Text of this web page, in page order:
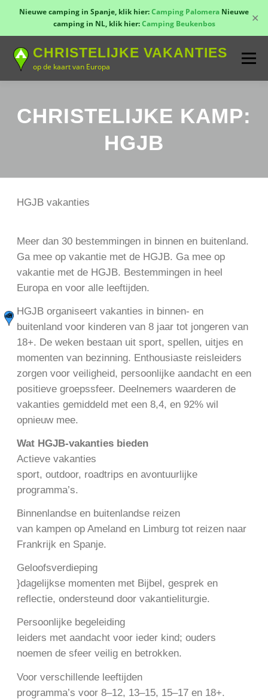
Nieuwe camping in Spanje, klik hier:Camping Palomera Nieuwe
camping in NL, klik hier:Camping Beukenbos ✕
inhoud
CHRISTELIJKE VAKANTIES
op de kaart van Europa
Menu
GROEPSREIZEN
CHRISTELIJKE KAMP:
HGJB
HGJB vakanties
Meer dan 30 bestemmingen in binnen en buitenland.
Ga mee op vakantie met de HGJB. Ga mee op
vakantie met de HGJB. Bestemmingen in heel
Europa en voor alle leeftijden.
HGJB organiseert vakanties in binnen- en
buitenland voor kinderen van 8 jaar tot jongeren van
18+. De weken bestaan uit sport, spellen, uitjes en
momenten van bezinning. Enthousiaste reisleiders
zorgen voor veiligheid, persoonlijke aandacht en een
positieve groepssfeer. Deelnemers waarderen de
vakanties gemiddeld met een 8,4, en 92% wil
opnieuw mee.
Wat HGJB-vakanties bieden
Actieve vakanties
sport, outdoor, roadtrips en avontuurlijke
programma’s.
Binnenlandse en buitenlandse reizen
van kampen op Ameland en Limburg tot reizen naar
Frankrijk en Spanje.
Geloofsverdieping
}dagelijkse momenten met Bijbel, gesprek en
reflectie, ondersteund door vakantieliturgie.
Persoonlijke begeleiding
leiders met aandacht voor ieder kind; ouders
noemen de sfeer veilig en betrokken.
Voor verschillende leeftijden
programma’s voor 8–12, 13–15, 15–17 en 18+.